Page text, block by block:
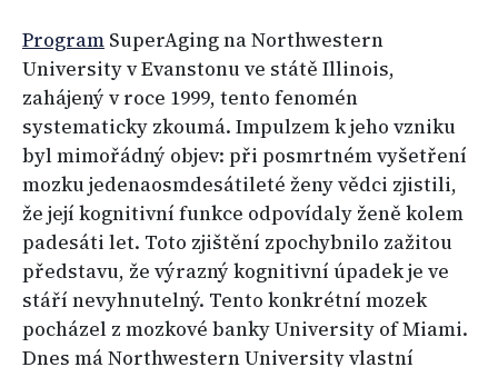
Program SuperAging na Northwestern
University v Evanstonu ve státě Illinois,
zahájený v roce 1999, tento fenomén
systematicky zkoumá. Impulzem k jeho vzniku
byl mimořádný objev: při posmrtném vyšetření
mozku jedenaosmdesátileté ženy vědci zjistili,
že její kognitivní funkce odpovídaly ženě kolem
padesáti let. Toto zjištění zpochybnilo zažitou
představu, že výrazný kognitivní úpadek je ve
stáří nevyhnutelný. Tento konkrétní mozek
pocházel z mozkové banky University of Miami.
Dnes má Northwestern University vlastní